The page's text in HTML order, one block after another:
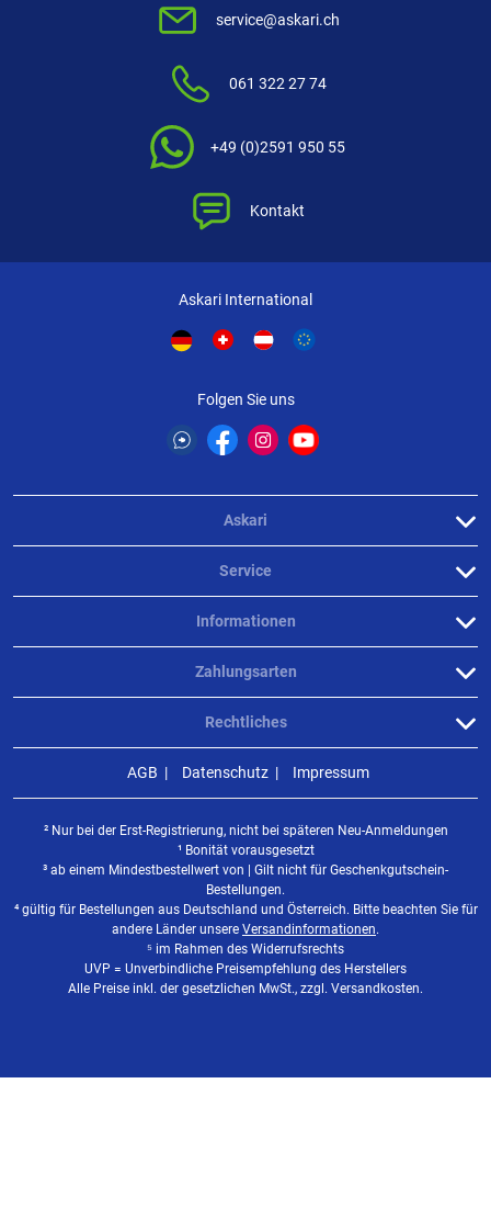
service@askari.ch
061 322 27 74
+49 (0)2591 950 55
Kontakt
Askari International
Folgen Sie uns
Askari
Service
Informationen
Rechtliches
Zahlungsarten
AGB Datenschutz Impressum
² Nur bei der Erst-Registrierung, nicht bei späteren Neu-Anmeldungen
¹ Bonität vorausgesetzt
³ ab einem Mindestbestellwert von | Gilt nicht für Geschenkgutschein-
Bestellungen.
⁴ gültig für Bestellungen aus Deutschland und Österreich. Bitte beachten Sie für
andere Länder unsere Versandinformationen.
⁵ im Rahmen des Widerrufsrechts
UVP = Unverbindliche Preisempfehlung des Herstellers
Alle Preise inkl. der gesetzlichen MwSt., zzgl. Versandkosten.